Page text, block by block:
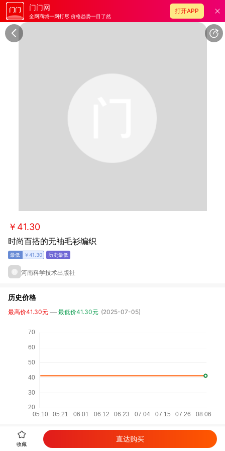
门门网
全网商城一网打尽 价格趋势一目了然
打开APP
￥41.30
时尚百搭的无袖毛衫编织
￥41.30
河南科学技术出版社
历史价格
最高价41.30元 最低价41.30元 (2025-07-05)
详细参数
收藏
直达购买